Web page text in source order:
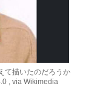
て描いたのだろうか
, via Wikimedia